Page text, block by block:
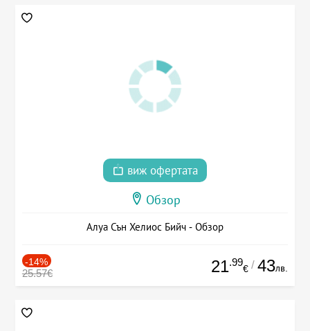
виж офертата
Обзор
Алуа Сън Хелиос Бийч - Обзор
-14%
25.57€ 21.99
€ / 43лв.